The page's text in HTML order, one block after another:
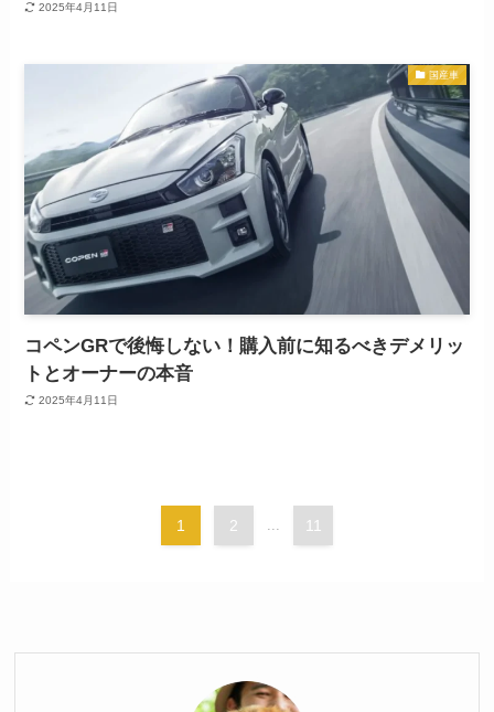
2025年4月11日
国産車
コペンGRで後悔しない！購入前に知るべきデメリッ
トとオーナーの本音
2025年4月11日
1 2 ... 11